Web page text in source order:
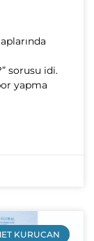
sorusu idi.
yapma
KURUCAN